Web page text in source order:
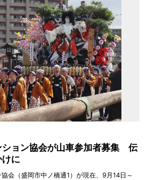
ション協会が山車参加者募集 伝
に
会（盛岡市中ノ橋通1）が現在、9月14日～